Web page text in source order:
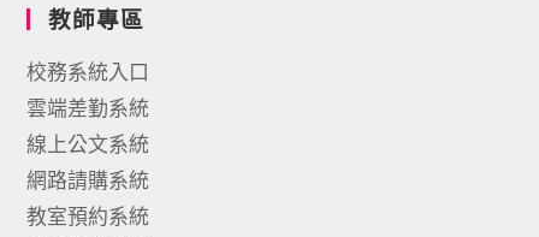
教師專區
校務系統入口
雲端差勤系統
線上公文系統
網路請購系統
教室預約系統